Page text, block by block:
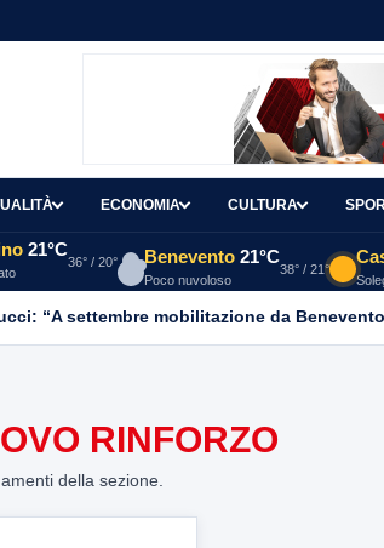
ECONOMIA CULTURA
21°C
36° / 20° Benevento 21°C
Poco nuvoloso
38° / 21°
“A settembre mobilitazione da
RINFORZO
della sezione.